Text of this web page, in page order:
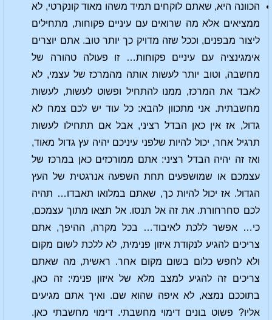
הכוונה היא, שאתם לוקחים תמיד משהו מאוד קונקרטי, לא
ממציאים אלא מה שרואים עם עיניים פקוחות, מתחילים
ליצור מבפנים, וככל שזה מדויק כך יותר טוב. אתם יוצרים
אימגינציה עם עיניים פקוחות… זו פעולה טהורה של
מחשבה, וטוב יותר לעשות אותה מהמרכז של עצמי, לא
לאבד את המרכז, ממנו להתחיל ופשוט לעשות, לעשות
מחשבתית. אני מתכוון להבא: כל עוד יש לכם צמח לא
גדול, אז אין כאן הבדל רציני, אבל אם תתחילו לעשות
תרגיל אחר, יכול להיות שלפני עיניכם יהיה עץ גדול מאוד,
ואז זה יהיה הבדל רציני: אתם ממורכזים כאן במרכז של
עצמכם או שמושפעים תחת השפעה אנרגטית של העץ
הגדול. אז יכול להיות כך, שאתם במלואו תאבדו… תהיה
לכם סחרחורת. את זה אל תנסו. אל תצאו מתוך עצמכם,
כי… אפשר ללכת לאיבוד… בכל מקרה, ההיפך, אתם
צריכים להגיע לנקודת איזון פנימית, לא ללכת לשום מקום
ולא לחפש כלום בשום מקום אחר. ראשית, מה שאתם
צריכים זה להגיע למצב מלא של איזון פנימי: זה כאן,
בתוככם נמצא, לא איפה שהוא שם. ואיך אתם מגיעים
אליו? פשוט בונים דימוי מחשבתי. דימוי מחשבתי כאן.